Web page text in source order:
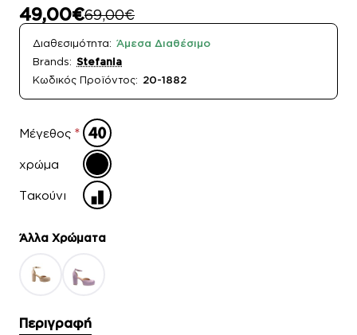
49,00€69,00€
Διαθεσιμότητα: Άμεσα Διαθέσιμο
Brands: Stefania
Κωδικός Προϊόντος: 20-1882
Μέγεθος
χρώμα
Τακούνι
Άλλα Xρώματα
Περιγραφή